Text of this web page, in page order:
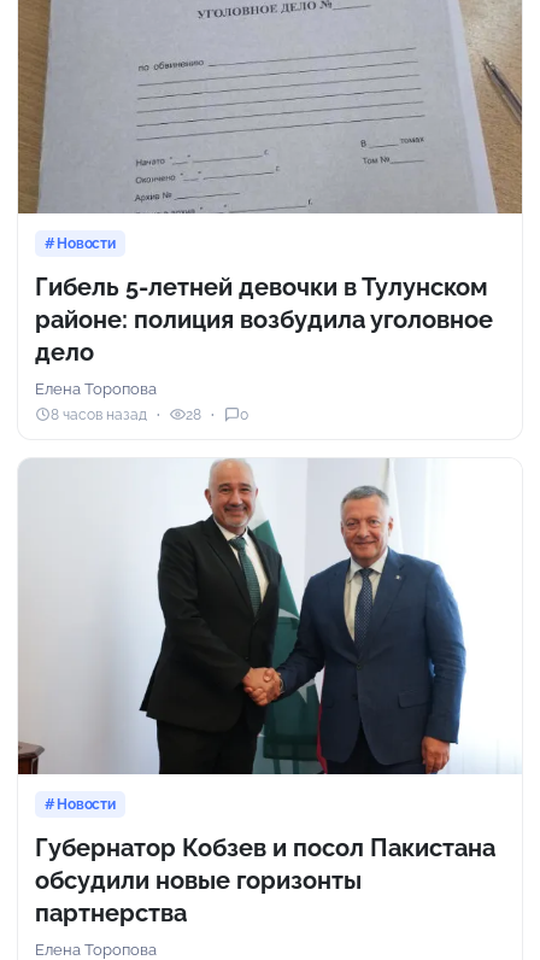
Новости
Гибель 5-летней девочки в Тулунском
районе: полиция возбудила уголовное
дело
Елена Торопова
8 часов назад 28 0
Новости
Губернатор Кобзев и посол Пакистана
обсудили новые горизонты
партнерства
Елена Торопова